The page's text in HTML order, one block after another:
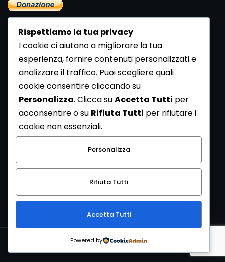
Newsletter
Se vuoi ricevere la Rivista gratuita di archeologia realizzata
dalla Redazione di ArcheoMedia iscriviti alla nostra
Newsletter [Clicca Qui]
Con l'invio del messaggio l'utente dichiara di aver letto
l’informativa sulla privacy e di acconsentire al trattamento
dei propri dati personali.
Copyright © 1999-2026Mediares S.c.PI 07341730013 - [
Rispettiamo la tua privacy
I cookie ci aiutano a migliorare la tua
esperienza, fornire contenuti personalizzati e
analizzare il traffico. Puoi scegliere quali
cookie consentire cliccando su
Personalizza. Clicca suAccetta Tutti per
acconsentire o su Rifiuta Tutti per rifiutare i
cookie non essenziali.
Personalizza
Rifiuta Tutti
Accetta Tutti
Powered by